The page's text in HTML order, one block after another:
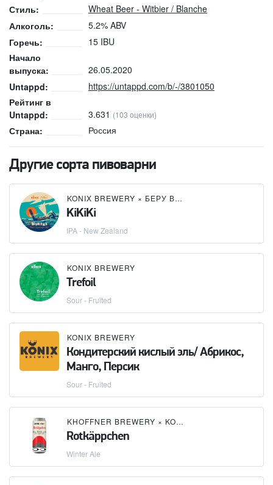
Стиль:
Wheat Beer - Witbier / Blanche
Алкоголь:
5.2% ABV
Горечь:
15 IBU
Начало
выпуска:
26.05.2020
Untappd:
https://untappd.com/b/-/3801050
Рейтинг в
Untappd:
3.631 (103 оценки)
Страна: Россия
Другие сорта пивоварни
KONIX BREWERY × БЕРУ ВЫХОДНОЙ
KiKiKi
IPA - New Zealand
KONIX BREWERY
Trefoil
Sour - Fruited
KONIX BREWERY
Кондитерский кислый эль/ Абрикос,
Манго, Персик
Sour - Fruited
KHOFFNER BREWERY × KONIX BREWERY
Rotkäppchen
Winter Ale